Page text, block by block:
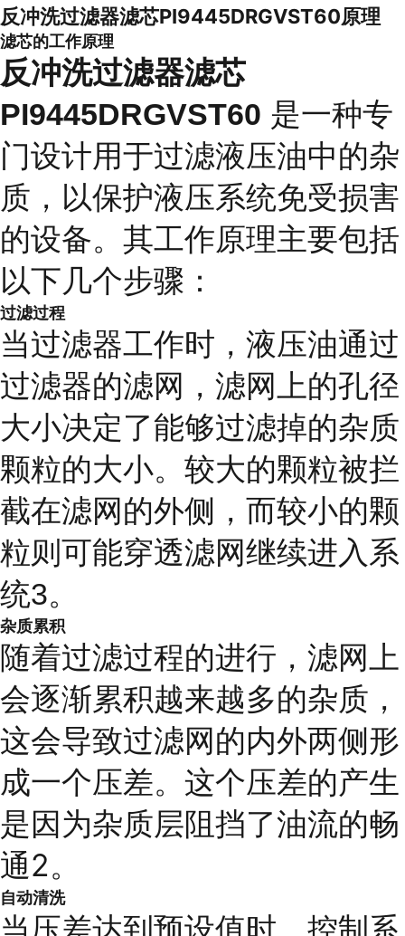
反冲洗过滤器滤芯PI9445DRGVST60原理
滤芯的工作原理
反冲洗过滤器滤芯
PI9445DRGVST60 是一种专
门设计用于过滤液压油中的杂
质，以保护液压系统免受损害
的设备。其工作原理主要包括
以下几个步骤：
过滤过程
当过滤器工作时，液压油通过
过滤器的滤网，滤网上的孔径
大小决定了能够过滤掉的杂质
颗粒的大小。较大的颗粒被拦
截在滤网的外侧，而较小的颗
粒则可能穿透滤网继续进入系
统3。
杂质累积
随着过滤过程的进行，滤网上
会逐渐累积越来越多的杂质，
这会导致过滤网的内外两侧形
成一个压差。这个压差的产生
是因为杂质层阻挡了油流的畅
通2。
自动清洗
当压差达到预设值时，控制系